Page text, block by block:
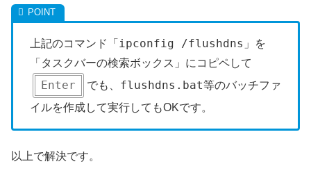
上記のコマンド「 ipconfig /flushdns 」を
「タスクバーの検索ボックス」にコピペして
Enter でも、 flushdns.bat等のバッチファ
イルを作成して実行してもOKです。
以上で解決です。